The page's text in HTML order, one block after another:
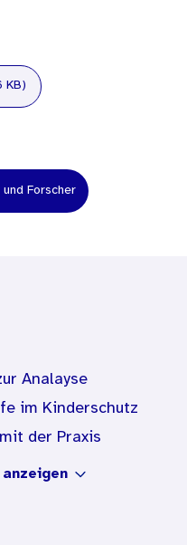
KB)
Forscher
Analayse
im Kinderschutz
der Praxis
lehnen